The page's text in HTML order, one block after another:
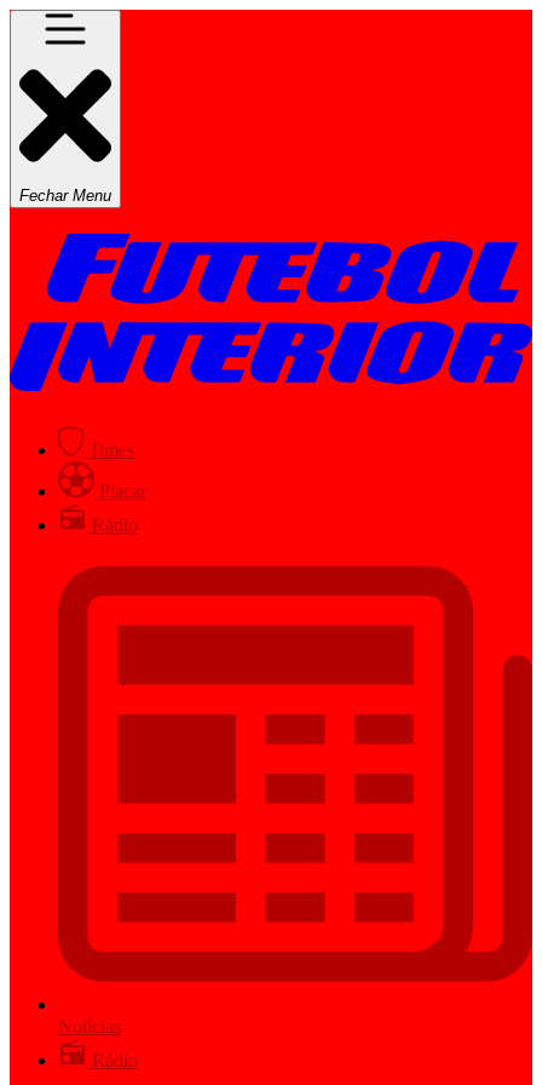
Fechar Menu
Times
Placar
Rádio
Notícias
Rádio